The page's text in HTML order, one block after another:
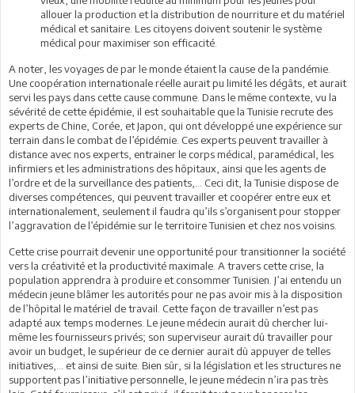
allouer la production et la distribution de nourriture et du matériel
médical et sanitaire. Les citoyens doivent soutenir le système
médical pour maximiser son efficacité.
A noter, les voyages de par le monde étaient la cause de la pandémie.
Une coopération internationale réelle aurait pu limité les dégâts, et aurait
servi les pays dans cette cause commune. Dans le même contexte, vu la
sévérité de cette épidémie, il est souhaitable que la Tunisie recrute des
experts de Chine, Corée, et Japon, qui ont développé une expérience sur
terrain dans le combat de l’épidémie. Ces experts peuvent travailler à
distance avec nos experts, entrainer le corps médical, paramédical, les
infirmiers et les administrations des hôpitaux, ainsi que les agents de
l’ordre et de la surveillance des patients,… Ceci dit, la Tunisie dispose de
diverses compétences, qui peuvent travailler et coopérer entre eux et
internationalement, seulement il faudra qu’ils s’organisent pour stopper
l’aggravation de l’épidémie sur le territoire Tunisien et chez nos voisins.
Cette crise pourrait devenir une opportunité pour transitionner la société
vers la créativité et la productivité maximale. A travers cette crise, la
population apprendra à produire et consommer Tunisien. J’ai entendu un
médecin jeune blâmer les autorités pour ne pas avoir mis à la disposition
de l’hôpital le matériel de travail. Cette façon de travailler n’est pas
adapté aux temps modernes. Le jeune médecin aurait dû chercher lui-
même les fournisseurs privés; son superviseur aurait dû travailler pour
avoir un budget, le supérieur de ce dernier aurait dû appuyer de telles
initiatives,… et ainsi de suite. Bien sûr, si la législation et les structures ne
supportent pas l’initiative personnelle, le jeune médecin n’ira pas très